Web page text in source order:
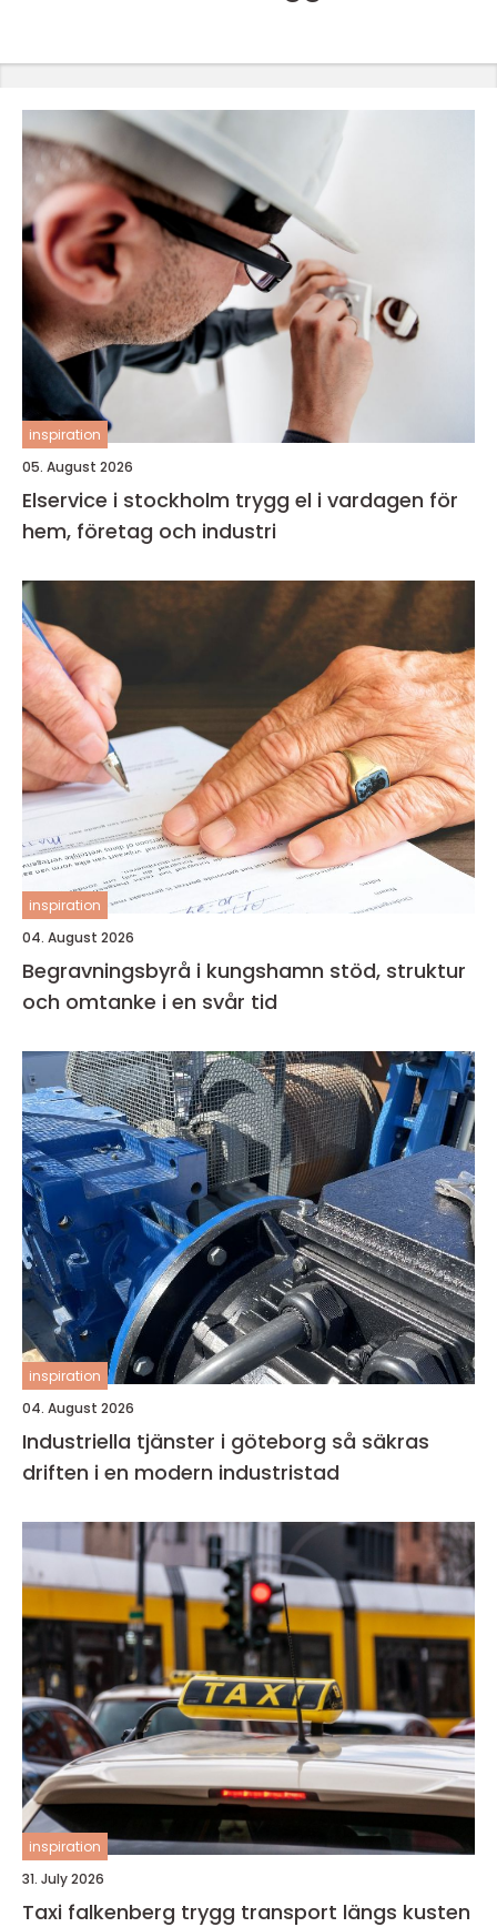
inspiration
05. August 2026
Elservice i stockholm trygg el i vardagen för
hem, företag och industri
inspiration
04. August 2026
Begravningsbyrå i kungshamn stöd, struktur
och omtanke i en svår tid
inspiration
04. August 2026
Industriella tjänster i göteborg så säkras
driften i en modern industristad
inspiration
31. July 2026
Taxi falkenberg trygg transport längs kusten